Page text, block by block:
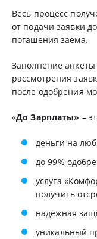
Весь процесс
от подачи заявки
погашения заема.
Заполнение
рассмотрения
после одобрения
«До Зарплаты» –
деньги на
до 99%
услуга
получить
надёжная
уникальный